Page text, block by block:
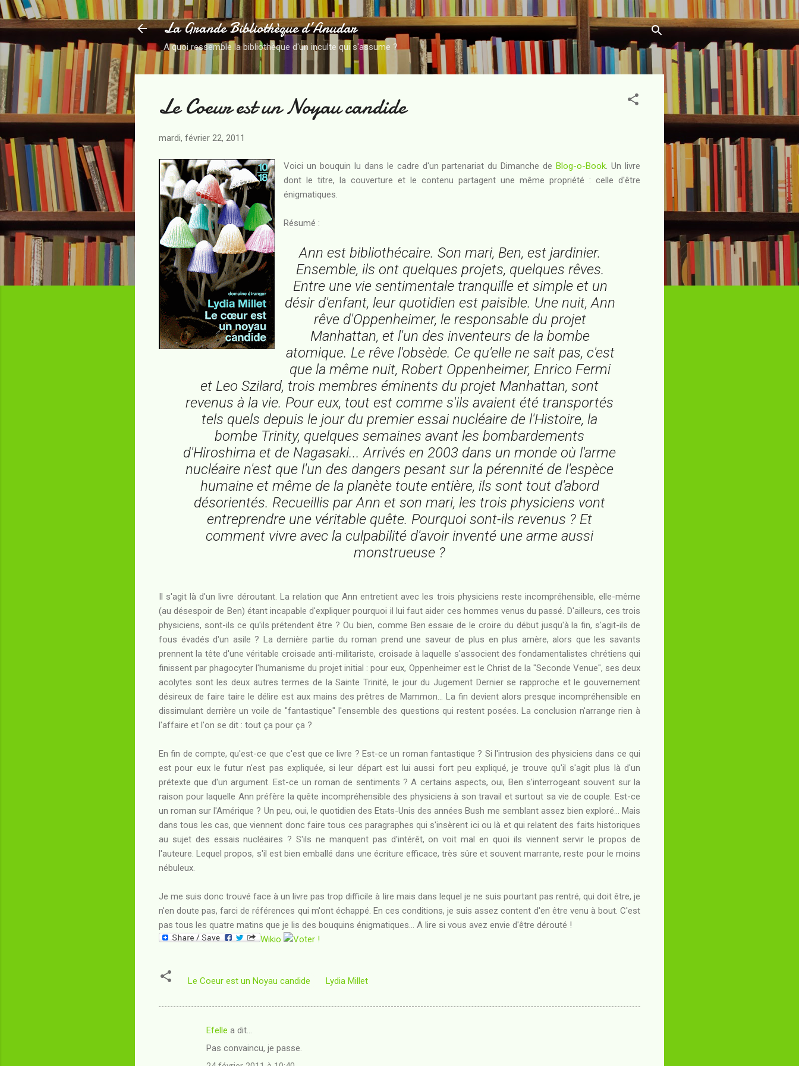
Accéder au contenu principal
La Grande Bibliothèque d’Anudar
A quoi ressemble la bibliothèque d'un inculte qui s'assume ?
Le Coeur est un Noyau candide
mardi, février 22, 2011
Voici un bouquin lu dans le cadre d'un partenariat du Dimanche deBlog-o-Book . Un livre
dont le titre, la couverture et le contenu partagent une même propriété : celle d'être
énigmatiques.
Résumé :
Ann est bibliothécaire. Son mari, Ben, est jardinier.
Ensemble, ils ont quelques projets, quelques rêves.
Entre une vie sentimentale tranquille et simple et un
désir d'enfant, leur quotidien est paisible. Une nuit, Ann
rêve d'Oppenheimer, le responsable du projet
Manhattan, et l'un des inventeurs de la bombe
atomique. Le rêve l'obsède. Ce qu'elle ne sait pas, c'est
que la même nuit, Robert Oppenheimer, Enrico Fermi
et Leo Szilard, trois membres éminents du projet Manhattan, sont
revenus à la vie. Pour eux, tout est comme s'ils avaient été transportés
tels quels depuis le jour du premier essai nucléaire de l'Histoire, la
bombe Trinity, quelques semaines avant les bombardements
d'Hiroshima et de Nagasaki... Arrivés en 2003 dans un monde où l'arme
nucléaire n'est que l'un des dangers pesant sur la pérennité de l'espèce
humaine et même de la planète toute entière, ils sont tout d'abord
désorientés. Recueillis par Ann et son mari, les trois physiciens vont
entreprendre une véritable quête. Pourquoi sont-ils revenus ? Et
comment vivre avec la culpabilité d'avoir inventé une arme aussi
monstrueuse ?
Il s'agit là d'un livre déroutant. La relation que Ann entretient avec les trois physiciens reste incompréhensible, elle-même
(au désespoir de Ben) étant incapable d'expliquer pourquoi il lui faut aider ces hommes venus du passé. D'ailleurs, ces trois
physiciens, sont-ils ce qu'ils prétendent être ? Ou bien, comme Ben essaie de le croire du début jusqu'à la fin, s'agit-ils de
fous évadés d'un asile ? La dernière partie du roman prend une saveur de plus en plus amère, alors que les savants
prennent la tête d'une véritable croisade anti-militariste, croisade à laquelle s'associent des fondamentalistes chrétiens qui
finissent par phagocyter l'humanisme du projet initial : pour eux, Oppenheimer est le Christ de la "Seconde Venue", ses deux
acolytes sont les deux autres termes de la Sainte Trinité, le jour du Jugement Dernier se rapproche et le gouvernement
désireux de faire taire le délire est aux mains des prêtres de Mammon... La fin devient alors presque incompréhensible en
dissimulant derrière un voile de "fantastique" l'ensemble des questions qui restent posées. La conclusion n'arrange rien à
l'affaire et l'on se dit : tout ça pour ça ?
En fin de compte, qu'est-ce que c'est que ce livre ? Est-ce un roman fantastique ? Si l'intrusion des physiciens dans ce qui
est pour eux le futur n'est pas expliquée, si leur départ est lui aussi fort peu expliqué, je trouve qu'il s'agit plus là d'un
prétexte que d'un argument. Est-ce un roman de sentiments ? A certains aspects, oui, Ben s'interrogeant souvent sur la
raison pour laquelle Ann préfère la quête incompréhensible des physiciens à son travail et surtout sa vie de couple. Est-ce
un roman sur l'Amérique ? Un peu, oui, le quotidien des Etats-Unis des années Bush me semblant assez bien exploré... Mais
dans tous les cas, que viennent donc faire tous ces paragraphes qui s'insèrent ici ou là et qui relatent des faits historiques
au sujet des essais nucléaires ? S'ils ne manquent pas d'intérêt, on voit mal en quoi ils viennent servir le propos de
l'auteure. Lequel propos, s'il est bien emballé dans une écriture efficace, très sûre et souvent marrante, reste pour le moins
nébuleux.
Je me suis donc trouvé face à un livre pas trop difficile à lire mais dans lequel je ne suis pourtant pas rentré, qui doit être, je
n'en doute pas, farci de références qui m'ont échappé. En ces conditions, je suis assez content d'en être venu à bout. C'est
pas tous les quatre matins que je lis des bouquins énigmatiques... A lire si vous avez envie d'être dérouté !
Wikio
Le Coeur est un Noyau candide Lydia Millet
Efelle a dit…
Pas convaincu, je passe.